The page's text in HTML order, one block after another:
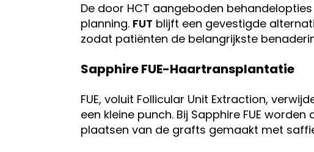
De door HCT aangeboden
planning. FUT blijft een gevestigde
zodat patiënten de belangrijkste
Sapphire FUE-Haartransplantatie
FUE, voluit Follicular Unit Extraction,
een kleine punch. Bij Sapphire FUE
plaatsen van de grafts gemaakt met